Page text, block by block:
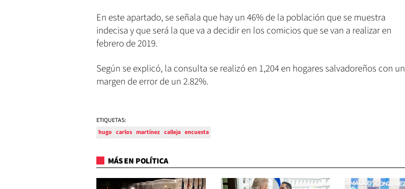
En este apartado, se señala que hay un 46% de la población que se muestra
indecisa y que será la que va a decidir en los comicios que se van a realizar en
febrero de 2019.
Según se explicó, la consulta se realizó en 1,204 en hogares salvadoreños con un
margen de error de un 2.82%.
ETIQUETAS:
hugo carlos martínez calleja encuesta
MÁS EN POLÍTICA